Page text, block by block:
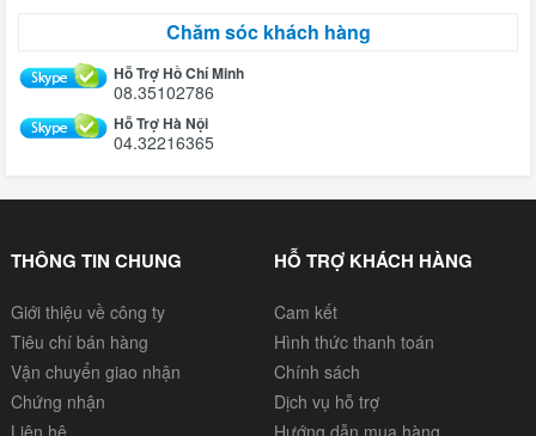
Chăm sóc khách hàng
Hỗ Trợ Hồ Chí Minh
08.35102786
Hỗ Trợ Hà Nội
04.32216365
THÔNG TIN CHUNG
Giới thiệu về công ty
Tiêu chí bán hàng
Vận chuyển giao nhận
Chứng nhận
Liên hệ
HỖ TRỢ KHÁCH HÀNG
Cam kết
Hình thức thanh toán
Chính sách
Dịch vụ hỗ trợ
Hướng dẫn mua hàng